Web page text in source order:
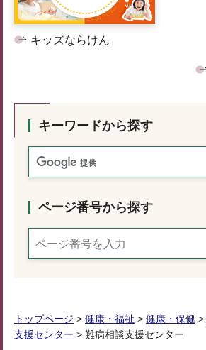
キッズならけん
キーワードから探す
ページ番号から探す
トップページ > 健康・福祉 > 健康・保健 >
支援センター > 難病相談支援センター